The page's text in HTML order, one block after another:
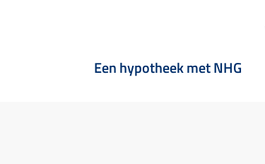
Een hypotheek met NHG